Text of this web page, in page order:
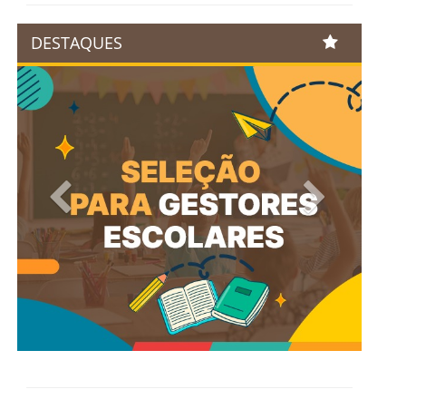
DESTAQUES
Previous Next